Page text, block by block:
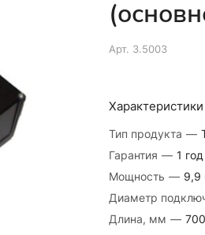
Арт. 3.5003
Характеристики
Тип продукта —
Гарантия — 1 год
Мощность — 9,9
Диаметр
Длина, мм — 700